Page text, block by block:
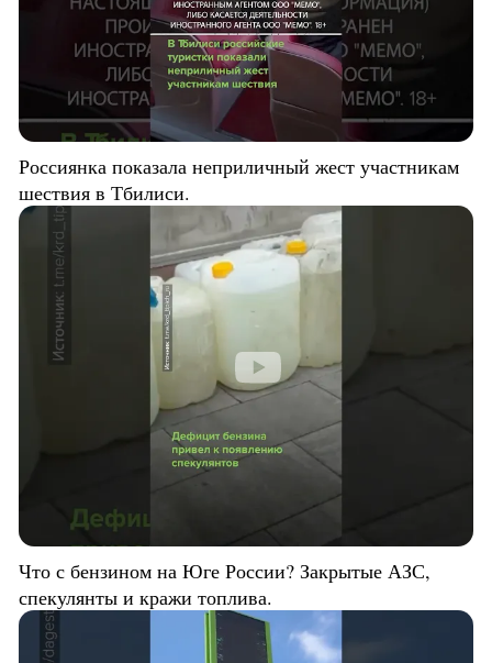
Россиянка показала неприличный жест участникам
шествия в Тбилиси.
Что с бензином на Юге России? Закрытые АЗС,
спекулянты и кражи топлива.